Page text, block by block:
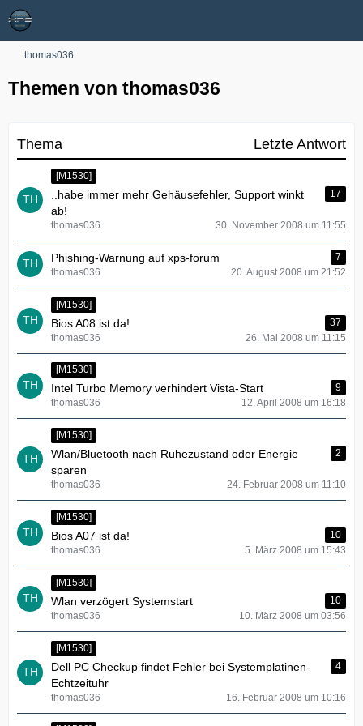
thomas036
Themen von thomas036
Thema Letzte Antwort
[M1530]
..habe immer mehr Gehäusefehler, Support winkt
ab!
17
thomas036 30. November 2008 um 11:55
Phishing-Warnung auf xps-forum
7
thomas036
20. August 2008 um 21:52
[M1530]
Bios A08 ist da!
37
thomas036
26. Mai 2008 um 11:15
[M1530]
Intel Turbo Memory verhindert Vista-Start
9
thomas036
12. April 2008 um 16:18
[M1530]
Wlan/Bluetooth nach Ruhezustand oder Energie
sparen
2
thomas036 24. Februar 2008 um 11:10
[M1530]
Bios A07 ist da!
10
thomas036
5. März 2008 um 15:43
[M1530]
Wlan verzögert Systemstart
10
thomas036
10. März 2008 um 03:56
[M1530]
Dell PC Checkup findet Fehler bei Systemplatinen-
Echtzeituhr
4
thomas036 16. Februar 2008 um 10:16